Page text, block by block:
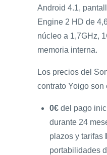
Android 4.1,
Engine 2 HD de
núcleo a 1,7GHz,
memoria interna.
Los precios del
contrato Yoigo son
0€ del pago
durante 24
plazos y tarifas
portabilidades